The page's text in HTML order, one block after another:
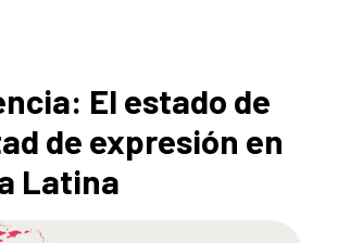
El estado de
de expresión en
Latina